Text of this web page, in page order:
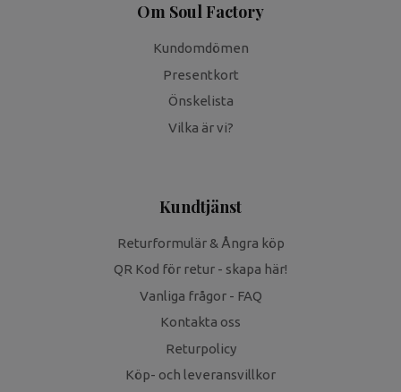
Om Soul Factory
Kundomdömen
Presentkort
Önskelista
Vilka är vi?
Kundtjänst
Returformulär & Ångra köp
QR Kod för retur - skapa här!
Vanliga frågor - FAQ
Kontakta oss
Returpolicy
Köp- och leveransvillkor